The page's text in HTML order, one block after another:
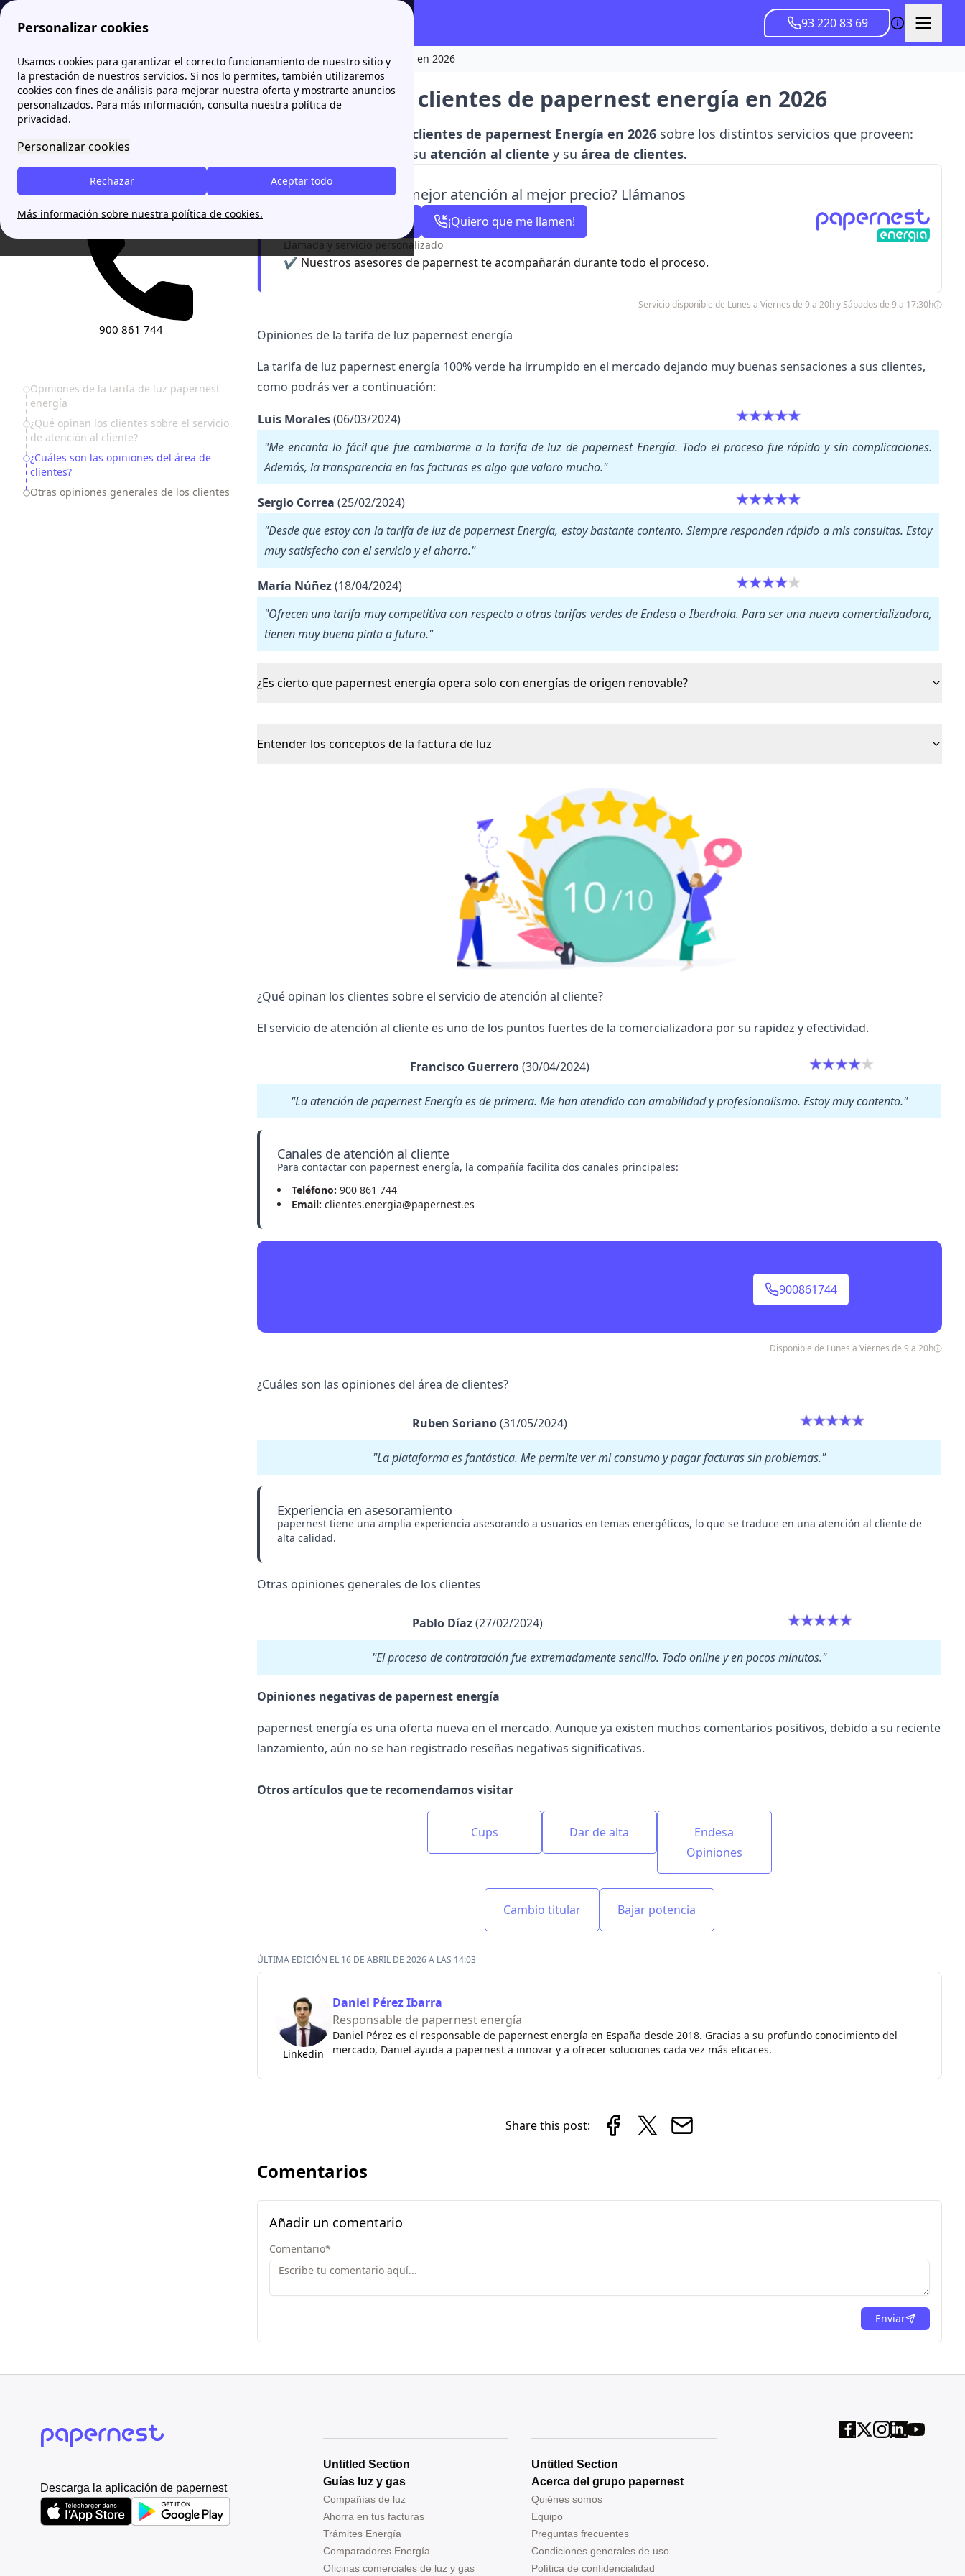
Personalizar cookies
Usamos cookies para garantizar el correcto funcionamiento de nuestro sitio y
la prestación de nuestros servicios. Si nos lo permites, también utilizaremos
cookies con fines de análisis para mejorar nuestra oferta y mostrarte anuncios
personalizados. Para más información, consulta nuestra política de
privacidad.
Personalizar cookies
Aceptar todo
Rechazar
Más información sobre nuestra política de cookies.
93 220 83 69
Papernest.es papernest-energia Opinión de los clientes de papernest energía en 2026
900 861 744
Table of Contents
Opiniones de la tarifa de luz papernest
energía
¿Qué opinan los clientes sobre el servicio
de atención al cliente?
¿Cuáles son las opiniones del área de
clientes?
Otras opiniones generales de los clientes
Opinión de los clientes de papernest energía en 2026
clientes de papernest Energía en 2026sobre los distintos servicios que proveen:
, a su atención al cliente y su área de clientes.
¿Quieres recibir la mejor atención al mejor precio? Llámanos
¡Quiero que me llamen!
Llamada y servicio personalizado
✔️ Nuestros asesores de papernest te acompañarán durante todo el proceso.
Servicio disponible de Lunes a Viernes de 9 a 20h y Sábados de 9 a 17:30h
Opiniones de la tarifa de luz papernest energía
La tarifa de luz papernest energía 100% verde ha irrumpido en el mercado dejando muy buenas sensaciones a sus clientes,
como podrás ver a continuación:
Luis Morales(06/03/2024)
"Me encanta lo fácil que fue cambiarme a la tarifa de luz de papernest Energía. Todo el proceso fue rápido y sin complicaciones.
Además, la transparencia en las facturas es algo que valoro mucho."
Sergio Correa (25/02/2024)
"Desde que estoy con la tarifa de luz de papernest Energía, estoy bastante contento. Siempre responden rápido a mis consultas. Estoy
muy satisfecho con el servicio y el ahorro."
María Núñez(18/04/2024)
"Ofrecen una tarifa muy competitiva con respecto a otras tarifas verdes de Endesa o Iberdrola. Para ser una nueva comercializadora,
tienen muy buena pinta a futuro."
¿Es cierto que papernest energía opera solo con energías de origen renovable?
Entender los conceptos de la factura de luz
¿Qué opinan los clientes sobre el servicio de atención al cliente?
El servicio de atención al cliente es uno de los puntos fuertes de la comercializadora por su rapidez y efectividad.
Francisco Guerrero(30/04/2024)
"La atención de papernest Energía es de primera. Me han atendido con amabilidad y profesionalismo. Estoy muy contento."
Canales de atención al cliente
Para contactar con papernest energía, la compañía facilita dos canales principales:
Teléfono: 900 861 744
Email: clientes.energia@papernest.es
900861744
Disponible de Lunes a Viernes de 9 a 20h
¿Cuáles son las opiniones del área de clientes?
Ruben Soriano(31/05/2024)
"La plataforma es fantástica. Me permite ver mi consumo y pagar facturas sin problemas."
Experiencia en asesoramiento
papernest tiene una amplia experiencia asesorando a usuarios en temas energéticos, lo que se traduce en una atención al cliente de
alta calidad.
Otras opiniones generales de los clientes
Pablo Díaz(27/02/2024)
"El proceso de contratación fue extremadamente sencillo. Todo online y en pocos minutos."
Opiniones negativas de papernest energía
papernest energía es una oferta nueva en el mercado. Aunque ya existen muchos comentarios positivos, debido a su reciente
lanzamiento, aún no se han registrado reseñas negativas significativas.
Otros artículos que te recomendamos visitar
Cups Dar de alta
Endesa
Opiniones
Cambio titular Bajar potencia
ÚLTIMA EDICIÓN EL 16 DE ABRIL DE 2026 A LAS 14:03
Linkedin
Daniel Pérez Ibarra
Responsable de papernest energía
Daniel Pérez es el responsable de papernest energía en España desde 2018. Gracias a su profundo conocimiento del
mercado, Daniel ayuda a papernest a innovar y a ofrecer soluciones cada vez más eficaces.
Share this post:
Comentarios
Añadir un comentario
Comentario*
Enviar
Descarga la aplicación de papernest
Untitled Section
Guías luz y gas
Compañías de luz
Ahorra en tus facturas
Trámites Energía
Comparadores Energía
Oficinas comerciales de luz y gas
Untitled Section
Acerca del grupo papernest
Quiénes somos
Equipo
Preguntas frecuentes
Condiciones generales de uso
Política de confidencialidad